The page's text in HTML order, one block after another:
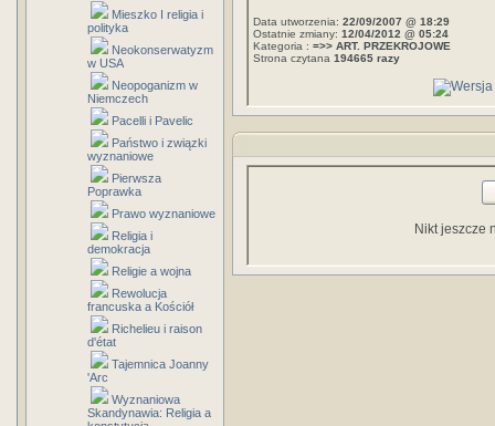
Mieszko I religia i
polityka
Neokonserwatyzm
w USA
Neopoganizm w
Niemczech
Pacelli i Pavelic
Państwo i związki
wyznaniowe
Pierwsza
Poprawka
Prawo wyznaniowe
Religia i
demokracja
Religie a wojna
Rewolucja
francuska a Kościół
Richelieu i raison
d'état
Tajemnica Joanny
'Arc
Wyznaniowa
Skandynawia: Religia a
Data utworzenia: 22/09/2007 @ 18:29
Ostatnie zmiany: 12/04/2012 @ 05:24
Kategoria : =>> ART. PRZEKROJOWE
Strona czytana 194665 razy
Nikt jeszcze